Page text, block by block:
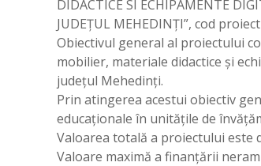
DIDACTICE SI ECHIPAMENTE
JUDEȚUL MEHEDINȚI”, cod
Obiectivul general al proiectului
mobilier, materiale didactice și
județul Mehedinți.
Prin atingerea acestui obiectiv
educaționale în unitățile de
Valoarea totală a proiectului este
Valoare maximă a finanțării